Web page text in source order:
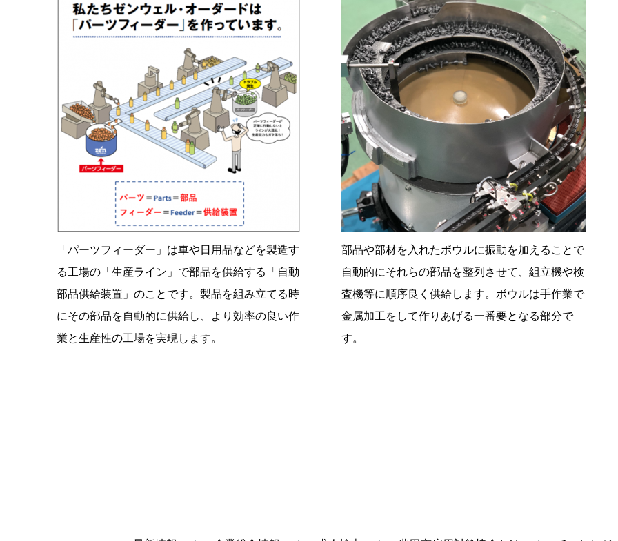
「パーツフィーダー」は車や日用品などを製造す
る工場の「生産ライン」で部品を供給する「自動
部品供給装置」のことです。製品を組み立てる時
にその部品を自動的に供給し、より効率の良い作
業と生産性の工場を実現します。
部品や部材を入れたボウルに振動を加えることで
自動的にそれらの部品を整列させて、組立機や検
査機等に順序良く供給します。ボウルは手作業で
金属加工をして作りあげる一番要となる部分で
す。